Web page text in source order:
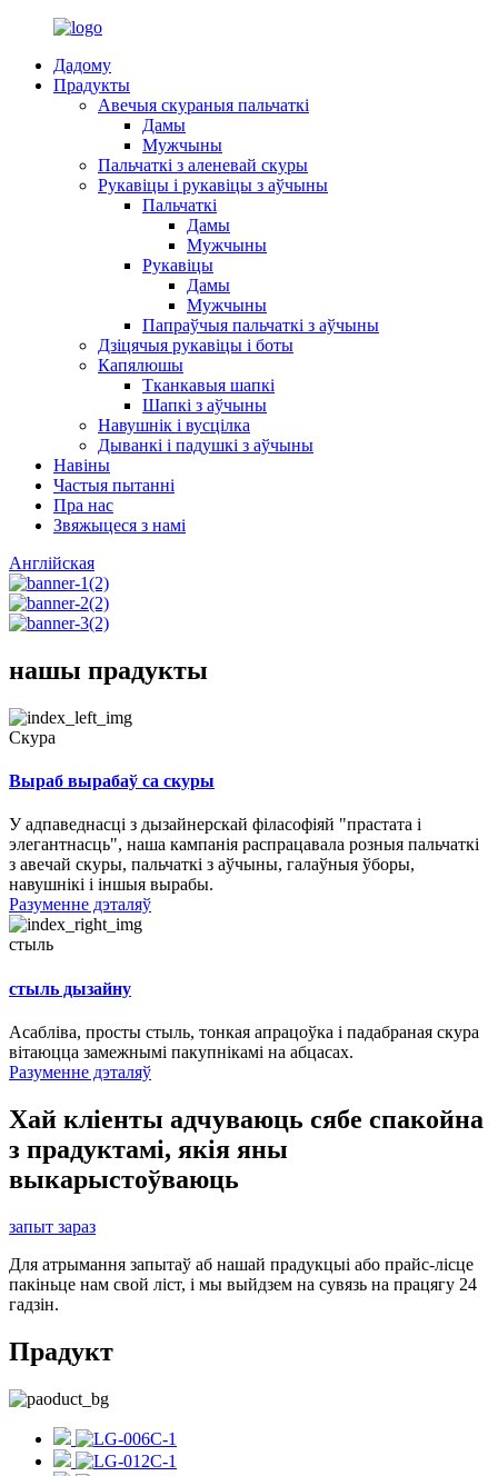
Дадому
Прадукты
Авечыя скураныя пальчаткі
Дамы
Мужчыны
Пальчаткі з аленевай скуры
Рукавіцы і рукавіцы з аўчыны
Пальчаткі
Дамы
Мужчыны
Рукавіцы
Дамы
Мужчыны
Папраўчыя пальчаткі з аўчыны
Дзіцячыя рукавіцы і боты
Капялюшы
Тканкавыя шапкі
Шапкі з аўчыны
Навушнік і вусцілка
Дыванкі і падушкі з аўчыны
Навіны
Частыя пытанні
Пра нас
Звяжыцеся з намі
Англійская
нашы прадукты
Скура
Выраб вырабаў са скуры
У адпаведнасці з дызайнерскай філасофіяй "прастата і
элегантнасць", наша кампанія распрацавала розныя пальчаткі
з авечай скуры, пальчаткі з аўчыны, галаўныя ўборы,
навушнікі і іншыя вырабы.
Разуменне дэталяў
стыль
стыль дызайну
Асабліва, просты стыль, тонкая апрацоўка і падабраная скура
вітаюцца замежнымі пакупнікамі на абцасах.
Разуменне дэталяў
Хай кліенты адчуваюць сябе спакойна
з прадуктамі, якія яны
выкарыстоўваюць
запыт зараз
Для атрымання запытаў аб нашай прадукцыі або прайс-лісце
пакіньце нам свой ліст, і мы выйдзем на сувязь на працягу 24
гадзін.
Прадукт